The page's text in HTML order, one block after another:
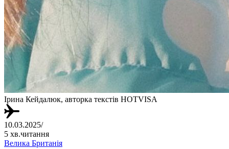
Ірина Кейдалюк, авторка текстів HOTVISA
10.03.2025/
5 хв.читання
Велика Британія